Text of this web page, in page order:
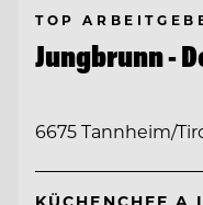
TOP
Jungbrunn -
6675 Tannheim/